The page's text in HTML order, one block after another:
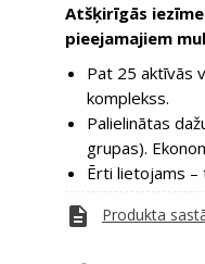
Atšķirīgās
pieejamajiem
Pat 25 aktīvās
komplekss.
Palielinātas
grupas).
Ērti lietojams –
description Produkta